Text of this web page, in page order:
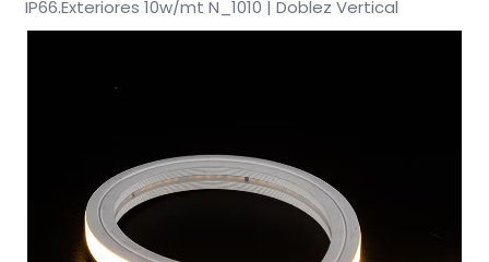
IP66.Exteriores 10w/mt N_1010 | Doblez Vertical